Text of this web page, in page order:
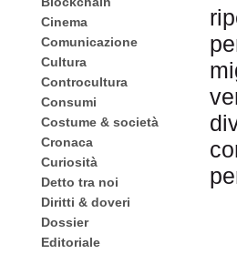
Cinema
Comunicazione
Cultura
Controcultura
Consumi
Costume & società
Cronaca
Curiosità
Detto tra noi
Diritti & doveri
Dossier
Editoriale